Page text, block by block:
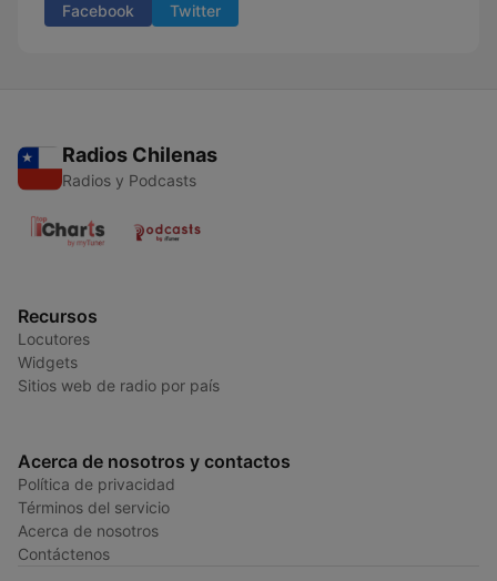
Facebook Twitter
Radios Chilenas
Radios y Podcasts
Recursos
Locutores
Widgets
Sitios web de radio por país
Acerca de nosotros y contactos
Política de privacidad
Términos del servicio
Acerca de nosotros
Contáctenos